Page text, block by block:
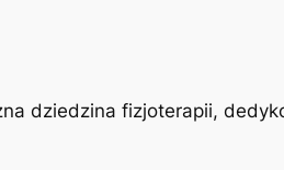
dziedzina fizjoterapii,